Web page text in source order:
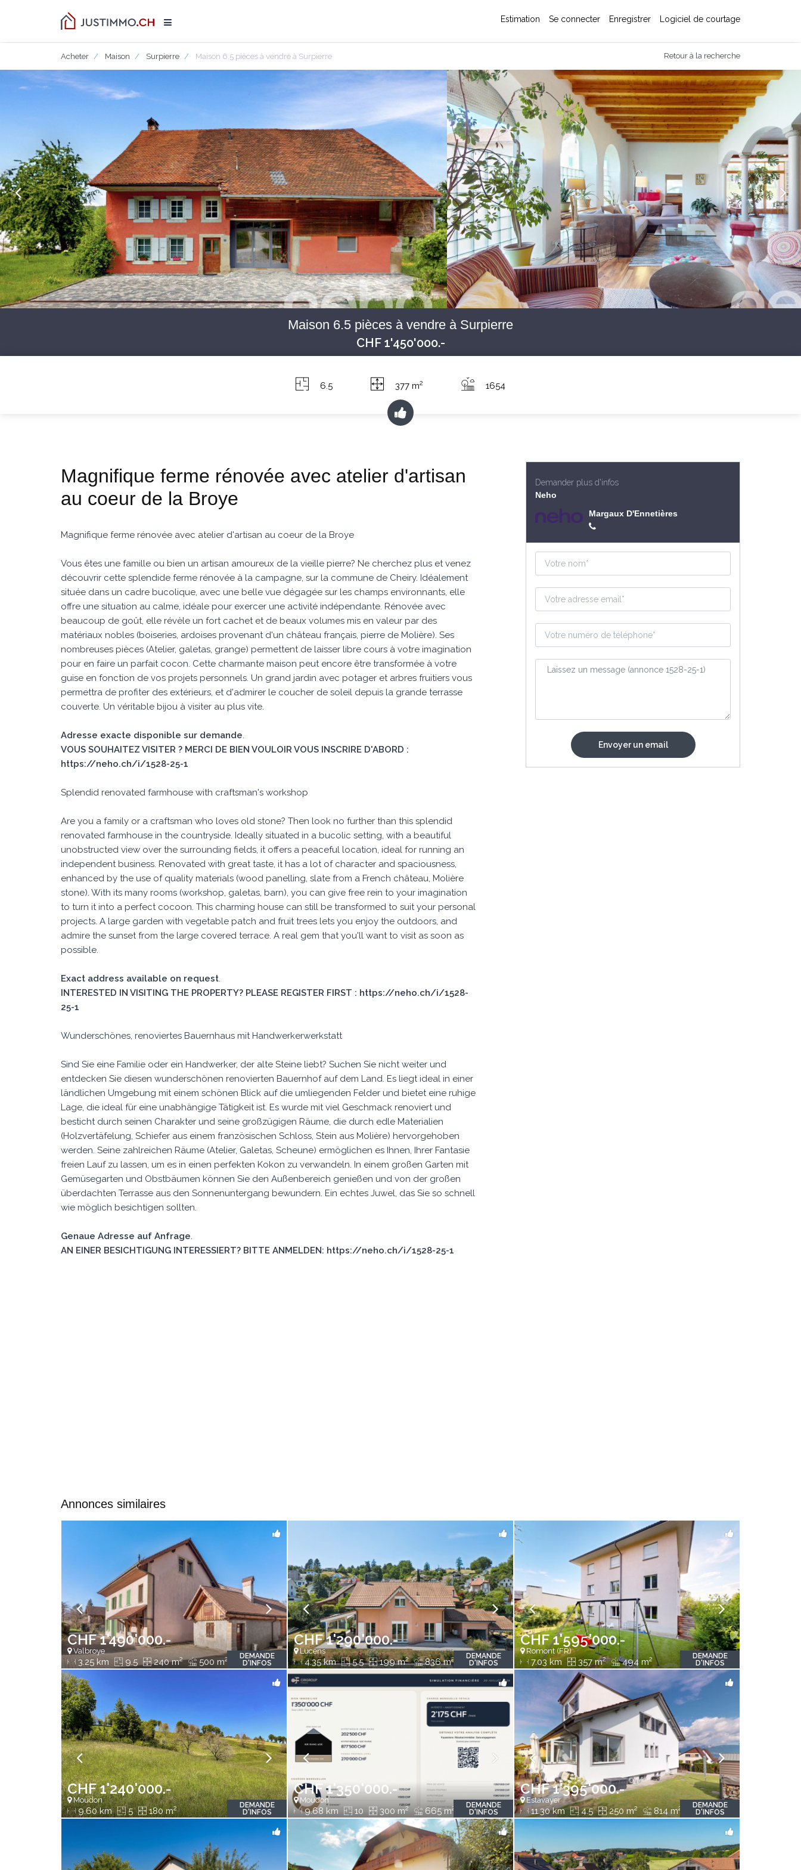
Estimation Se connecter Enregistrer Logiciel de courtage
Acheter Maison Surpierre Maison 6.5 pièces à vendre à Surpierre Retour à la recherche
Maison 6.5 pièces à vendre à Surpierre
CHF 1'450'000.-
6.5 377 m2 1654
Magnifique ferme rénovée avec atelier d'artisan
au coeur de la Broye
Magnifique ferme rénovée avec atelier d'artisan au coeur de la Broye
Vous êtes une famille ou bien un artisan amoureux de la vieille pierre? Ne cherchez plus et venez
découvrir cette splendide ferme rénovée à la campagne, sur la commune de Cheiry. Idéalement
située dans un cadre bucolique, avec une belle vue dégagée sur les champs environnants, elle
offre une situation au calme, idéale pour exercer une activité indépendante. Rénovée avec
beaucoup de goût, elle révèle un fort cachet et de beaux volumes mis en valeur par des
matériaux nobles (boiseries, ardoises provenant d'un château français, pierre de Molière). Ses
nombreuses pièces (Atelier, galetas, grange) permettent de laisser libre cours à votre imagination
pour en faire un parfait cocon. Cette charmante maison peut encore être transformée à votre
guise en fonction de vos projets personnels. Un grand jardin avec potager et arbres fruitiers vous
permettra de profiter des extérieurs, et d'admirer le coucher de soleil depuis la grande terrasse
couverte. Un véritable bijou à visiter au plus vite.
Adresse exacte disponible sur demande.
VOUS SOUHAITEZ VISITER ? MERCI DE BIEN VOULOIR VOUS INSCRIRE D'ABORD :
https://neho.ch/i/1528-25-1
Splendid renovated farmhouse with craftsman's workshop
Are you a family or a craftsman who loves old stone? Then look no further than this splendid
renovated farmhouse in the countryside. Ideally situated in a bucolic setting, with a beautiful
unobstructed view over the surrounding fields, it offers a peaceful location, ideal for running an
independent business. Renovated with great taste, it has a lot of character and spaciousness,
enhanced by the use of quality materials (wood panelling, slate from a French château, Molière
stone). With its many rooms (workshop, galetas, barn), you can give free rein to your imagination
to turn it into a perfect cocoon. This charming house can still be transformed to suit your personal
projects. A large garden with vegetable patch and fruit trees lets you enjoy the outdoors, and
admire the sunset from the large covered terrace. A real gem that you'll want to visit as soon as
possible.
Exact address available on request.
INTERESTED IN VISITING THE PROPERTY? PLEASE REGISTER FIRST : https://neho.ch/i/1528-
25-1
Wunderschönes, renoviertes Bauernhaus mit Handwerkerwerkstatt
Sind Sie eine Familie oder ein Handwerker, der alte Steine liebt? Suchen Sie nicht weiter und
entdecken Sie diesen wunderschönen renovierten Bauernhof auf dem Land. Es liegt ideal in einer
ländlichen Umgebung mit einem schönen Blick auf die umliegenden Felder und bietet eine ruhige
Lage, die ideal für eine unabhängige Tätigkeit ist. Es wurde mit viel Geschmack renoviert und
besticht durch seinen Charakter und seine großzügigen Räume, die durch edle Materialien
(Holzvertäfelung, Schiefer aus einem französischen Schloss, Stein aus Molière) hervorgehoben
werden. Seine zahlreichen Räume (Atelier, Galetas, Scheune) ermöglichen es Ihnen, Ihrer Fantasie
freien Lauf zu lassen, um es in einen perfekten Kokon zu verwandeln. In einem großen Garten mit
Gemüsegarten und Obstbäumen können Sie den Außenbereich genießen und von der großen
überdachten Terrasse aus den Sonnenuntergang bewundern. Ein echtes Juwel, das Sie so schnell
wie möglich besichtigen sollten.
Genaue Adresse auf Anfrage.
AN EINER BESICHTIGUNG INTERESSIERT? BITTE ANMELDEN: https://neho.ch/i/1528-25-1
Demander plus d'infos
Neho
Margaux D'Ennetières
Annonces similaires
CHF 1'490'000.-
Valbroye
3.25 km 9.5 240 m2 500 m2
DEMANDE
D'INFOS
CHF 1'290'000.-
Lucens
4.35 km 5.5 199 m2 836 m2
DEMANDE
D'INFOS
CHF 1'595'000.-
Romont (FR)
7.03 km 357 m2 494 m2
DEMANDE
D'INFOS
CHF 1'240'000.-
Moudon
9.60 km 5 180 m2
DEMANDE
D'INFOS
CHF 1'350'000.-
Moudon
9.68 km 10 300 m2 665 m2
DEMANDE
D'INFOS
CHF 1'395'000.-
Estavayer
11.30 km 4.5 250 m2 814 m2
DEMANDE
D'INFOS